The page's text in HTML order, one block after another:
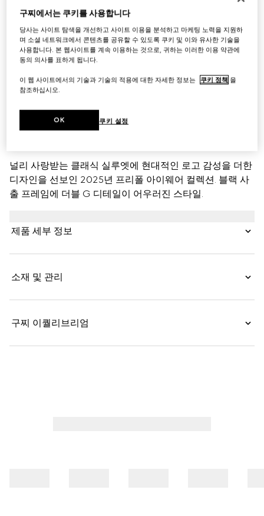
제품 설명
널리 사랑받는 클래식 실루엣에 현대적인 로고 감성을 더한
디자인을 선보인 2025년 프리폴 아이웨어 컬렉션. 블랙 사
출 프레임에 더블 G 디테일이 어우러진 스타일.
제품 세부 정보
소재 및 관리
구찌 이퀄리브리엄
구찌에서는 쿠키를 사용합니다
당사는 사이트 탐색을 개선하고 사이트 이용을 분석하고 마케팅 노력을 지원하
며 소셜 네트워크에서 콘텐츠를 공유할 수 있도록 쿠키 및 이와 유사한 기술을
사용합니다. 본 웹사이트를 계속 이용하는 것으로, 귀하는 이러한 이용 약관에
동의 의사를 표하게 됩니다.
이 웹 사이트에서의 기술과 기술의 적용에 대한 자세한 정보는 쿠키 정책 을
참조하십시오.
쿠키 설정
OK